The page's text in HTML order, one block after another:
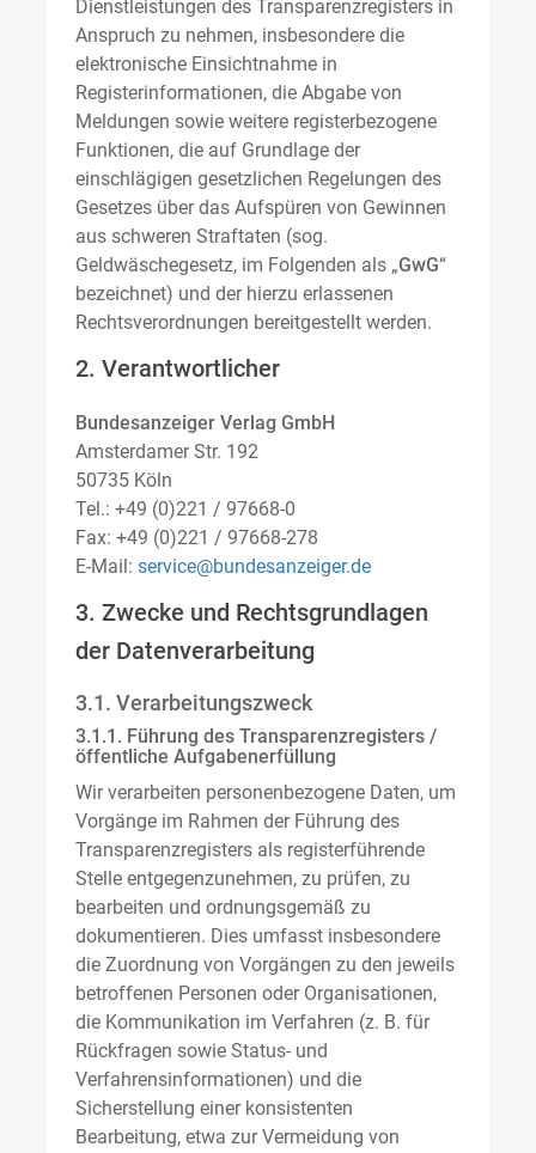
Dienstleistungen des Transparenzregisters in
Anspruch zu nehmen, insbesondere die
elektronische Einsichtnahme in
Registerinformationen, die Abgabe von
Meldungen sowie weitere registerbezogene
Funktionen, die auf Grundlage der
einschlägigen gesetzlichen Regelungen des
Gesetzes über das Aufspüren von Gewinnen
aus schweren Straftaten (sog.
Geldwäschegesetz, im Folgenden als „GwG“
bezeichnet) und der hierzu erlassenen
Rechtsverordnungen bereitgestellt werden.
2. Verantwortlicher
Bundesanzeiger Verlag GmbH
Amsterdamer Str. 192
50735 Köln
Tel.: +49 (0)221 / 97668-0
Fax: +49 (0)221 / 97668-278
E-Mail: service@bundesanzeiger.de
3. Zwecke und Rechtsgrundlagen
der Datenverarbeitung
3.1. Verarbeitungszweck
3.1.1. Führung des Transparenzregisters /
öffentliche Aufgabenerfüllung
Wir verarbeiten personenbezogene Daten, um
Vorgänge im Rahmen der Führung des
Transparenzregisters als registerführende
Stelle entgegenzunehmen, zu prüfen, zu
bearbeiten und ordnungsgemäß zu
dokumentieren. Dies umfasst insbesondere
die Zuordnung von Vorgängen zu den jeweils
betroffenen Personen oder Organisationen,
die Kommunikation im Verfahren (z. B. für
Rückfragen sowie Status- und
Verfahrensinformationen) und die
Sicherstellung einer konsistenten
Bearbeitung, etwa zur Vermeidung von